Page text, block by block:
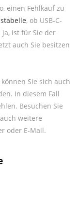
einen Fehlkauf zu
, ob USB-C-
ja, ist für Sie der
auch Sie besitzen
Sie sich auch
In diesem Fall
Besuchen Sie
weitere
oder E-Mail.